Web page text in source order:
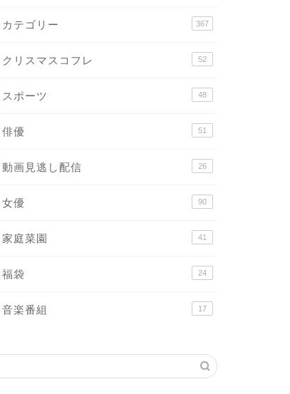
カテゴリー 367
クリスマスコフレ 52
スポーツ 48
俳優 51
動画見逃し配信 26
女優 90
家庭菜園 41
福袋 24
音楽番組 17